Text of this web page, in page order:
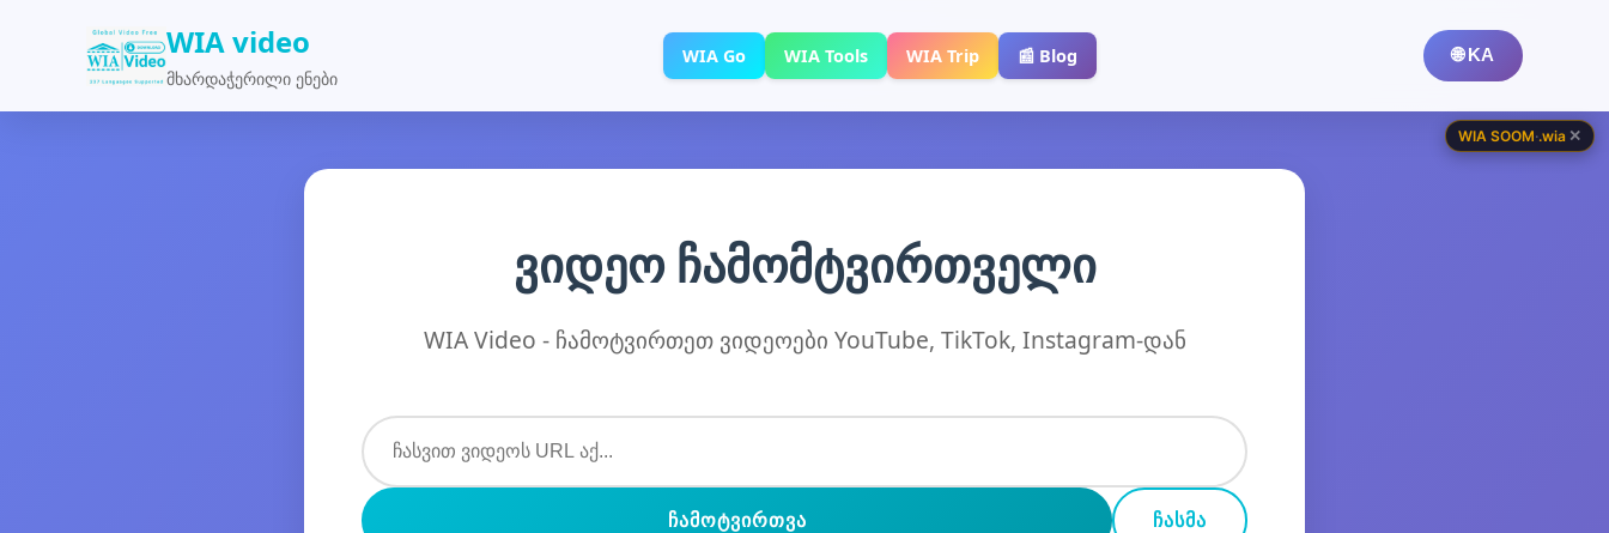
WIA video
მხარდაჭერილი ენები
WIA Go WIA Tools WIA Trip 📰 Blog 🌐 KA
ვიდეო ჩამომტვირთველი
WIA Video - ჩამოტვირთეთ ვიდეოები YouTube, TikTok, Instagram-დან
ᲩᲐᲛᲝᲢᲕᲘᲠᲗᲕᲐ ᲩᲐᲡᲛᲐ
WIA SOOM·.wia ✕